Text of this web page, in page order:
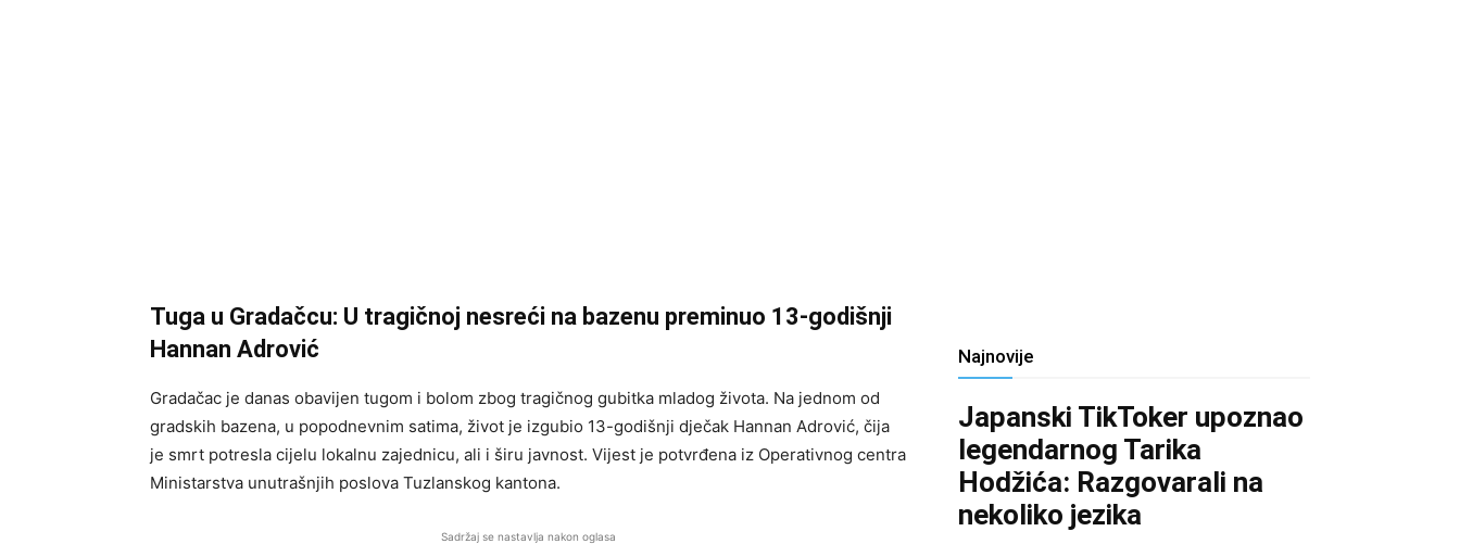
Tuga u Gradačcu: U tragičnoj nesreći na bazenu preminuo 13-godišnji
Hannan Adrović
Gradačac je danas obavijen tugom i bolom zbog tragičnog gubitka mladog života. Na jednom od
gradskih bazena, u popodnevnim satima, život je izgubio 13-godišnji dječak Hannan Adrović, čija
je smrt potresla cijelu lokalnu zajednicu, ali i širu javnost. Vijest je potvrđena iz Operativnog centra
Ministarstva unutrašnjih poslova Tuzlanskog kantona.
Sadržaj se nastavlja nakon oglasa
Najnovije
Japanski TikToker upoznao
legendarnog Tarika
Hodžića: Razgovarali na
nekoliko jezika
Salim D. - August 9, 2026